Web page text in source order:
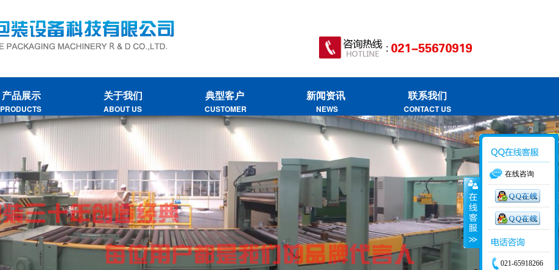
产品展示
PRODUCTS
关于我们
ABOUT US
典型客户
CUSTOMER
新闻资讯
NEWS
联系我们
CONTACT US
在线咨询
021-65918266